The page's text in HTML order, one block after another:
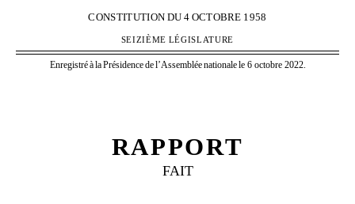
CONSTITUTION DU 4 OCTOBRE 1958
SEIZIÈME LÉGISLATURE
EnregistréàlaPrésidencedel’Assembléenationalele 6 octobre 2022.
RAPPORT
FAIT